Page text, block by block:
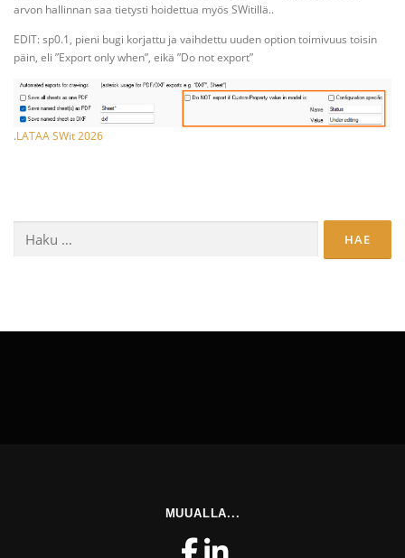
arvon hallinnan saa tietysti hoidettua myös SWitillä..
EDIT: sp0.1, pieni bugi korjattu ja vaihdettu uuden option toimivuus toisin
päin, eli ”Export only when”, eikä ”Do not export”
.LATAA SWit 2026
MUUALLA...